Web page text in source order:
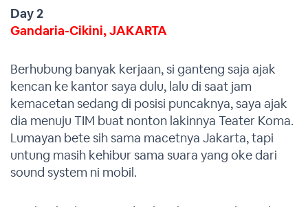
Day 2
Gandaria-Cikini, JAKARTA
Berhubung banyak kerjaan, si ganteng saja ajak
kencan ke kantor saya dulu, lalu di saat jam
kemacetan sedang di posisi puncaknya, saya ajak
dia menuju TIM buat nonton lakinnya Teater Koma.
Lumayan bete sih sama macetnya Jakarta, tapi
untung masih kehibur sama suara yang oke dari
sound system ni mobil.